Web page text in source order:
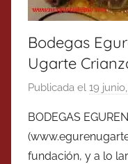
Bodegas
Ugarte
Publicada el 19
BODEGAS
fundación, y a lo